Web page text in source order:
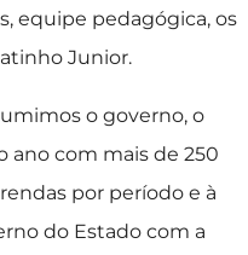
equipe pedagógica, os
Junior.
o governo, o
ano com mais de 250
por período e à
do Estado com a